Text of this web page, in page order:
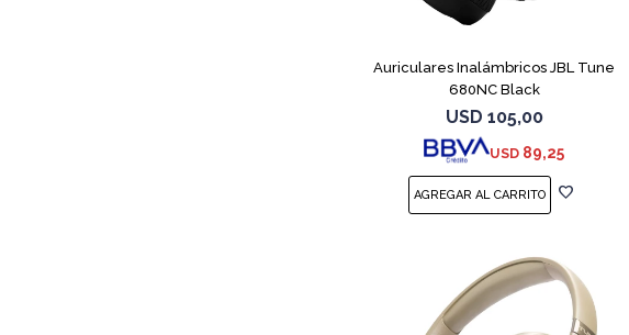
Auriculares Inalámbricos JBL Tune
680NC Black
USD 105,00
USD 89,25